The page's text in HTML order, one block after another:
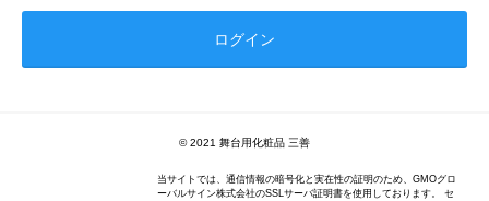
© 2021 舞台用化粧品 三善
当サイトでは、通信情報の暗号化と実在性の証明のため、GMOグロ
ーバルサイン株式会社のSSLサーバ証明書を使用しております。 セ